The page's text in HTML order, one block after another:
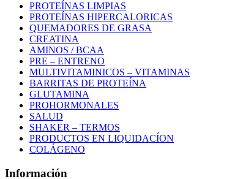
PROTEÍNAS LIMPIAS
PROTEÍNAS HIPERCALORICAS
QUEMADORES DE GRASA
CREATINA
AMINOS / BCAA
PRE – ENTRENO
MULTIVITAMINICOS – VITAMINAS
BARRITAS DE PROTEÍNA
GLUTAMINA
PROHORMONALES
SALUD
SHAKER – TERMOS
PRODUCTOS EN LIQUIDACÍON
COLÁGENO
Información